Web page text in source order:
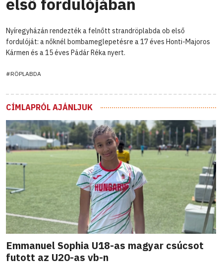
Nyíregyházán rendezték a felnőtt strandröplabda ob első
fordulóját: a nőknél bombameglepetésre a 17 éves Honti-Majoros
Kármen és a 15 éves Pádár Réka nyert.
#RÖPLABDA
CÍMLAPRÓL AJÁNLJUK
Emmanuel Sophia U18-as magyar csúcsot
futott az U20-as vb-n